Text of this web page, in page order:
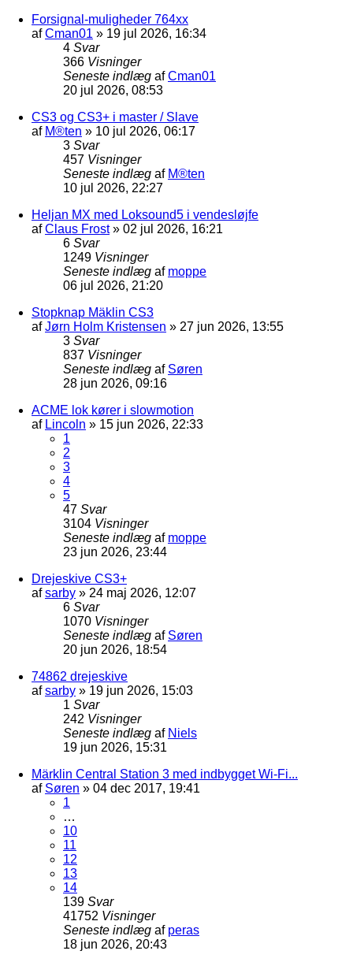
Forsignal-muligheder 764xx
afCman01 » 19 jul 2026, 16:34
4 Svar
366 Visninger
Seneste indlæg afCman01
20 jul 2026, 08:53
CS3 og CS3+ i master / Slave
af M®ten » 10 jul 2026, 06:17
3 Svar
457 Visninger
Seneste indlæg af M®ten
10 jul 2026, 22:27
Heljan MX med Loksound5 i vendesløjfe
afClaus Frost» 02 jul 2026, 16:21
6 Svar
1249 Visninger
Seneste indlæg af moppe
06 jul 2026, 21:20
Stopknap Mäklin CS3
afJørn Holm Kristensen » 27 jun 2026, 13:55
3 Svar
837 Visninger
Seneste indlæg af Søren
28 jun 2026, 09:16
ACME lok kører i slowmotion
af Lincoln » 15 jun 2026, 22:33
1
2
3
4
5
47 Svar
3104 Visninger
Seneste indlæg af moppe
23 jun 2026, 23:44
Drejeskive CS3+
afsarby » 24 maj 2026, 12:07
6 Svar
1070 Visninger
Seneste indlæg af Søren
20 jun 2026, 18:54
74862 drejeskive
afsarby » 19 jun 2026, 15:03
1 Svar
242 Visninger
Seneste indlæg af Niels
19 jun 2026, 15:31
Märklin Central Station 3 med indbygget Wi-Fi...
af Søren » 04 dec 2017, 19:41
1
…
10
11
12
13
14
139 Svar
41752 Visninger
Seneste indlæg af peras
18 jun 2026, 20:43